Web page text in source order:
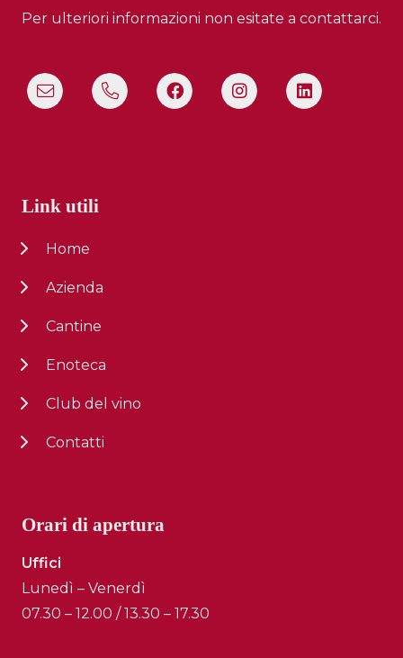
Per ulteriori informazioni non esitate a contattarci.
Link utili
Home
Azienda
Cantine
Enoteca
Club del vino
Contatti
Orari di apertura
Uffici
Lunedì – Venerdì
07.30 – 12.00 / 13.30 – 17.30